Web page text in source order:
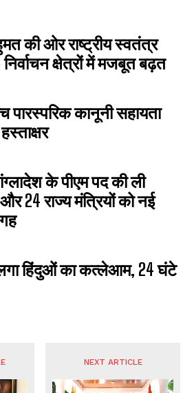
की ओर राष्ट्रीय स्वतंत्र
क्षेत्रों में मजबूत बढ़त
पारस्परिक कानूनी सहायता
के पीएम पद की ली
24 राज्य मंत्रियों को नई
हिंदुओं का कत्लेआम, 24 घंटे
NEXT ARTICLE